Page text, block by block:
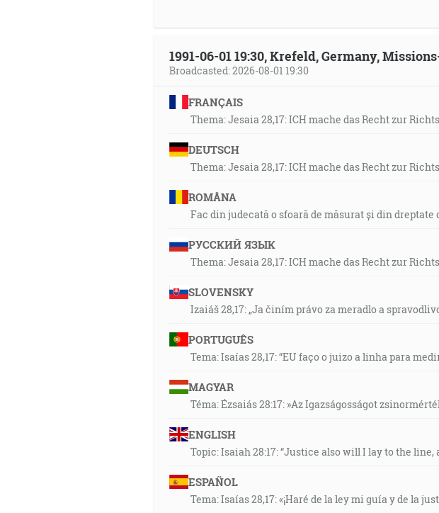
1991-06-01 19:30, Krefeld, Germany,
Broadcasted: 2026-08-01 19:30
FRANÇAIS
Thema: Jesaia 28,17: ICH mache das Recht zur
DEUTSCH
Thema: Jesaia 28,17: ICH mache das Recht zur
ROMÂNA
Fac din judecată o sfoară de măsurat și din dreptate
РУССКИЙ ЯЗЫК
Thema: Jesaia 28,17: ICH mache das Recht zur
SLOVENSKY
Izaiáš 28,17: „Ja činím právo za meradlo a
PORTUGUÊS
Tema: Isaías 28,17: “EU faço o juizo a linha para
MAGYAR
Téma: Ézsaiás 28:17: »Az Igazságosságot
ENGLISH
Topic: Isaiah 28:17: “Justice also will I lay to the
ESPAÑOL
Tema: Isaías 28,17: «¡Haré de la ley mi guía y de la